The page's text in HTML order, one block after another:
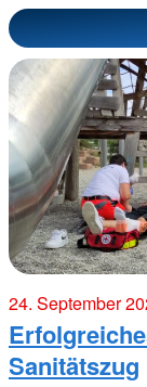
24. September
Sanitätszug